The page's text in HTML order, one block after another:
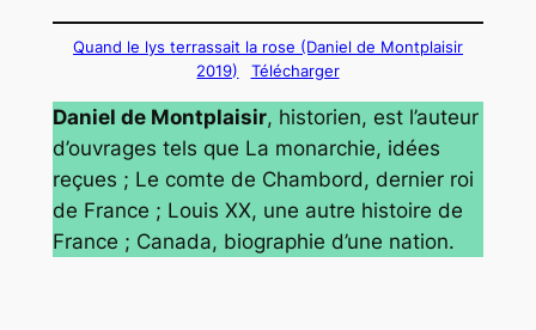
Quand le lys terrassait la rose (Daniel de Montplaisir
2019)
Télécharger
Daniel de Montplaisir, historien, est l’auteur
d’ouvrages tels que La monarchie, idées
reçues ; Le comte de Chambord, dernier roi
de France ; Louis XX, une autre histoire de
France ; Canada, biographie d’une nation.